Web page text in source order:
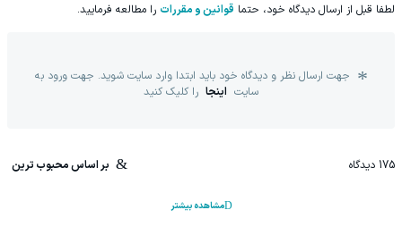
لطفا قبل از ارسال دیدگاه خود، حتما قوانین و مقررات را مطالعه فرمایید.
جهت ارسال نظر و دیدگاه خود باید ابتدا وارد سایت شوید. جهت ورود به
سایت اینجا را کلیک کنید
175 دیدگاه بر اساس محبوب ترین
مشاهده بیشتر